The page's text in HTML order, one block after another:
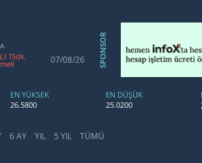
15dk. 07/08/26 SPONSOR
EN YÜKSEK
26.5800
EN DÜŞÜK
25.0200
6 AY YIL 5 YIL TÜMÜ